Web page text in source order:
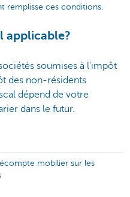
remplisse ces conditions.
applicable?
soumises à l'impôt
des non-résidents
dépend de votre
dans le futur.
mobilier sur les